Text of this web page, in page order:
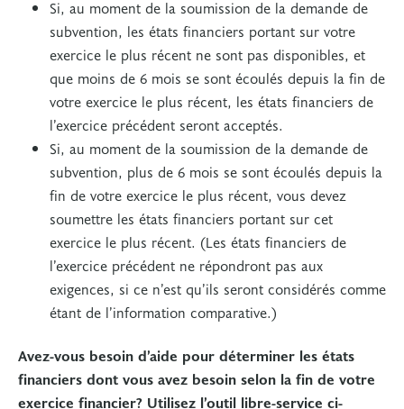
Si, au moment de la soumission de la demande de
subvention, les états financiers portant sur votre
exercice le plus récent ne sont pas disponibles, et
que moins de 6 mois se sont écoulés depuis la fin de
votre exercice le plus récent, les états financiers de
l’exercice précédent seront acceptés.
Si, au moment de la soumission de la demande de
subvention, plus de 6 mois se sont écoulés depuis la
fin de votre exercice le plus récent, vous devez
soumettre les états financiers portant sur cet
exercice le plus récent. (Les états financiers de
l’exercice précédent ne répondront pas aux
exigences, si ce n’est qu’ils seront considérés comme
étant de l’information comparative.)
Avez-vous besoin d’aide pour déterminer les états
financiers dont vous avez besoin selon la fin de votre
exercice financier? Utilisez l’outil libre-service ci-